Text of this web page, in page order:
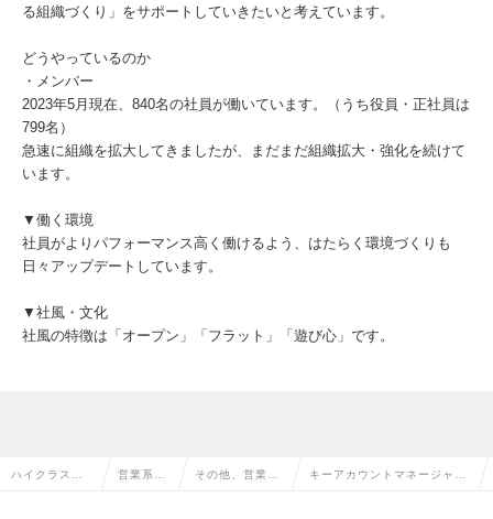
る組織づくり」をサポートしていきたいと考えています。
どうやっているのか
・メンバー
2023年5月現在、840名の社員が働いています。（うち役員・正社員は
799名）
急速に組織を拡大してきましたが、まだまだ組織拡大・強化を続けて
います。
▼働く環境
社員がよりパフォーマンス高く働けるよう、はたらく環境づくりも
日々アップデートしています。
▼社風・文化
社風の特徴は「オープン」「フラット」「遊び心」です。
ハイクラス求 営業系の その他、営業系 キーアカウントマネージャー